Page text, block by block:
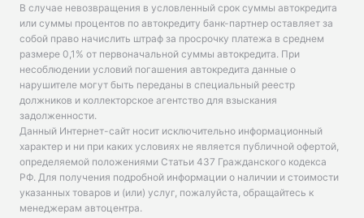
В случае невозвращения в условленный срок суммы автокредита
или суммы процентов по автокредиту банк-партнер оставляет за
собой право начислить штраф за просрочку платежа в среднем
размере 0,1% от первоначальной суммы автокредита. При
несоблюдении условий погашения автокредита данные о
нарушителе могут быть переданы в специальный реестр
должников и коллекторское агентство для взыскания
задолженности.
Данный Интернет-сайт носит исключительно информационный
характер и ни при каких условиях не является публичной офертой,
определяемой положениями Статьи 437 Гражданского кодекса
РФ. Для получения подробной информации о наличии и стоимости
указанных товаров и (или) услуг, пожалуйста, обращайтесь к
менеджерам автоцентра.